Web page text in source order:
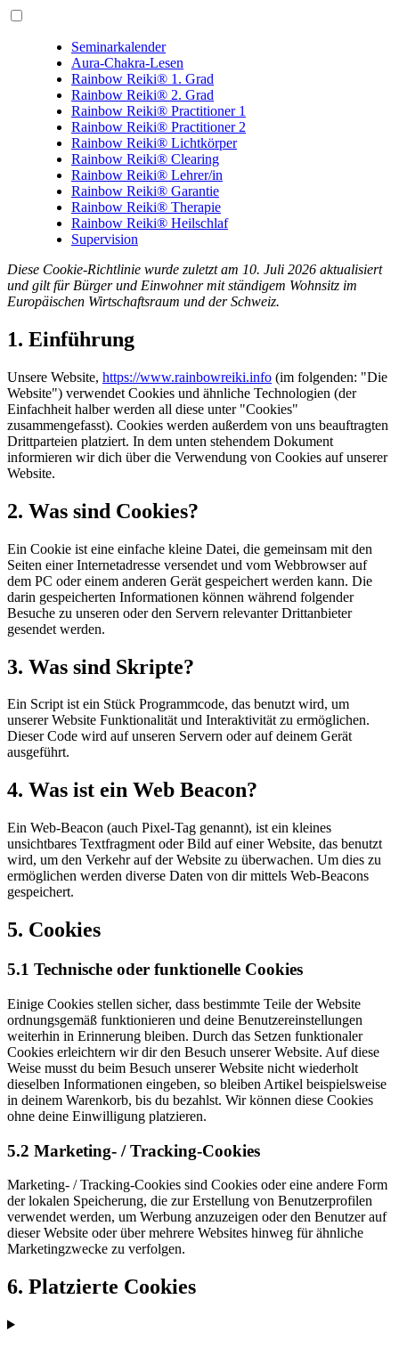
Seminarkalender
Aura-Chakra-Lesen
Rainbow Reiki® 1. Grad
Rainbow Reiki® 2. Grad
Rainbow Reiki® Practitioner 1
Rainbow Reiki® Practitioner 2
Rainbow Reiki® Lichtkörper
Rainbow Reiki® Clearing
Rainbow Reiki® Lehrer/in
Rainbow Reiki® Garantie
Rainbow Reiki® Therapie
Rainbow Reiki® Heilschlaf
Supervision
Diese Cookie-Richtlinie wurde zuletzt am 10. Juli 2026 aktualisiert
und gilt für Bürger und Einwohner mit ständigem Wohnsitz im
Europäischen Wirtschaftsraum und der Schweiz.
1. Einführung
Unsere Website, https://www.rainbowreiki.info (im folgenden: "Die
Website") verwendet Cookies und ähnliche Technologien (der
Einfachheit halber werden all diese unter "Cookies"
zusammengefasst). Cookies werden außerdem von uns beauftragten
Drittparteien platziert. In dem unten stehendem Dokument
informieren wir dich über die Verwendung von Cookies auf unserer
Website.
2. Was sind Cookies?
Ein Cookie ist eine einfache kleine Datei, die gemeinsam mit den
Seiten einer Internetadresse versendet und vom Webbrowser auf
dem PC oder einem anderen Gerät gespeichert werden kann. Die
darin gespeicherten Informationen können während folgender
Besuche zu unseren oder den Servern relevanter Drittanbieter
gesendet werden.
3. Was sind Skripte?
Ein Script ist ein Stück Programmcode, das benutzt wird, um
unserer Website Funktionalität und Interaktivität zu ermöglichen.
Dieser Code wird auf unseren Servern oder auf deinem Gerät
ausgeführt.
4. Was ist ein Web Beacon?
Ein Web-Beacon (auch Pixel-Tag genannt), ist ein kleines
unsichtbares Textfragment oder Bild auf einer Website, das benutzt
wird, um den Verkehr auf der Website zu überwachen. Um dies zu
ermöglichen werden diverse Daten von dir mittels Web-Beacons
gespeichert.
5. Cookies
5.1 Technische oder funktionelle Cookies
Einige Cookies stellen sicher, dass bestimmte Teile der Website
ordnungsgemäß funktionieren und deine Benutzereinstellungen
weiterhin in Erinnerung bleiben. Durch das Setzen funktionaler
Cookies erleichtern wir dir den Besuch unserer Website. Auf diese
Weise musst du beim Besuch unserer Website nicht wiederholt
dieselben Informationen eingeben, so bleiben Artikel beispielsweise
in deinem Warenkorb, bis du bezahlst. Wir können diese Cookies
ohne deine Einwilligung platzieren.
5.2 Marketing- / Tracking-Cookies
Marketing- / Tracking-Cookies sind Cookies oder eine andere Form
der lokalen Speicherung, die zur Erstellung von Benutzerprofilen
verwendet werden, um Werbung anzuzeigen oder den Benutzer auf
dieser Website oder über mehrere Websites hinweg für ähnliche
Marketingzwecke zu verfolgen.
6. Platzierte Cookies